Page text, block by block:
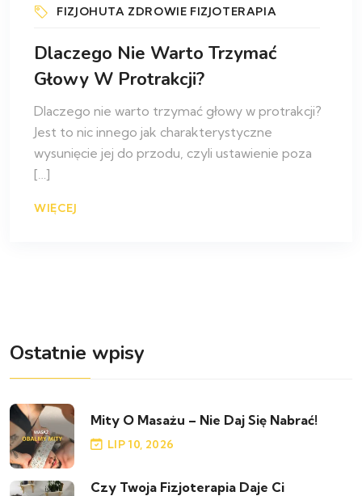
FIZJOHUTA ZDROWIE FIZJOTERAPIA
Dlaczego Nie Warto Trzymać
Głowy W Protrakcji?
Dlaczego nie warto trzymać głowy w protrakcji?
Jest to nic innego jak charakterystyczne
wysunięcie jej do przodu, czyli ustawienie poza
[…]
WIĘCEJ
Ostatnie wpisy
Mity O Masażu – Nie Daj Się Nabrać!
LIP 10, 2026
Czy Twoja Fizjoterapia Daje Ci